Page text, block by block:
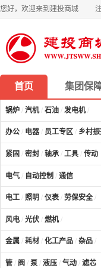
您好，欢迎来到建投商城
首页 集团保
锅炉 / 汽机/ 石油 / 发电机/
办公 / 电器 / 员工专区 / 乡村
紧固 / 密封 / 轴承 / 工具 / 传动
电气 / 自动控制 / 通信
电工 / 照明 / 仪表 / 劳保安全 /
风电 / 光伏 / 燃机/
金属 / 耗材 / 化工产品 / 杂品 /
管 / 阀 / 泵 / 液压 / 气动 / 滤芯